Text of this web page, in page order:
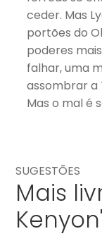
ceder. Mas
portões do
poderes
falhar, uma
assombrar a
Mas o mal é
SUGESTÕES
Mais